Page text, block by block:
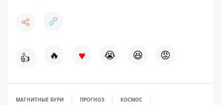
👍 🔥 ♥ 😭 😆 😡
МАГНИТНЫЕ БУРИ ПРОГНОЗ КОСМОС